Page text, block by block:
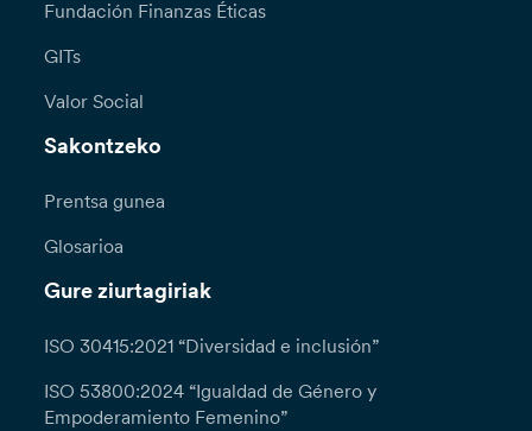
Fundación Finanzas Éticas
GITs
Valor Social
Sakontzeko
Prentsa gunea
Glosarioa
Gure ziurtagiriak
ISO 30415:2021 “Diversidad e inclusión”
ISO 53800:2024 “Igualdad de Género y
Empoderamiento Femenino”